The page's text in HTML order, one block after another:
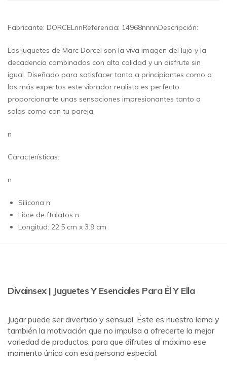
Fabricante: DORCELnnReferencia: 14968nnnnDescripción:
Los juguetes de Marc Dorcel son la viva imagen del lujo y la
decadencia combinados con alta calidad y un disfrute sin
igual. Diseñado para satisfacer tanto a principiantes como a
los más expertos este vibrador realista es perfecto
proporcionarte unas sensaciones impresionantes tanto a
solas como con tu pareja.
n
Características:
n
Silicona n
Libre de ftalatos n
Longitud: 22.5 cm x 3.9 cm
Divainsex | Juguetes Y Esenciales Para Él Y Ella
Jugar puede ser divertido y sensual. Éste es nuestro lema y
también la motivación que no impulsa a ofrecerte la mejor
variedad de productos, para que difrutes al máximo ese
momento único con esa persona especial.